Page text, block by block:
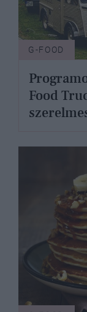
G-FOOD
Food